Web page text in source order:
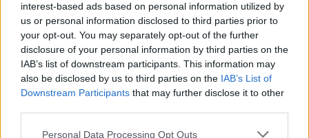
interest-based ads based on personal information utilized by
us or personal information disclosed to third parties prior to
your opt-out. You may separately opt-out of the further
disclosure of your personal information by third parties on the
IAB’s list of downstream participants. This information may
also be disclosed by us to third parties on the IAB’s List of
Downstream Participants that may further disclose it to other
Personal Data Processing Opt Outs